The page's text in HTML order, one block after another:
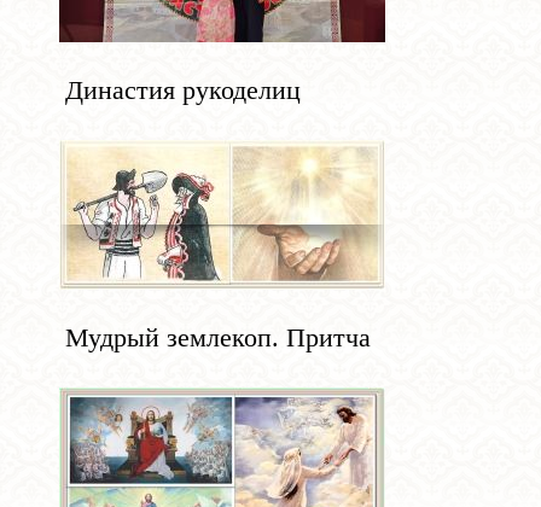
Династия рукоделиц
Мудрый землекоп. Притча